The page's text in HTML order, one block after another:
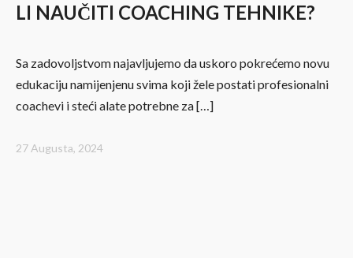
LI NAUČITI COACHING TEHNIKE?
Sa zadovoljstvom najavljujemo da uskoro pokrećemo novu
edukaciju namijenjenu svima koji žele postati profesionalni
coachevi i steći alate potrebne za […]
27 Augusta, 2024